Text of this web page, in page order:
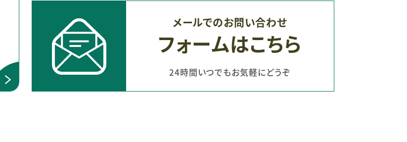
メールでのお問い合わせ
フォームはこちら
24時間いつでもお気軽にどうぞ